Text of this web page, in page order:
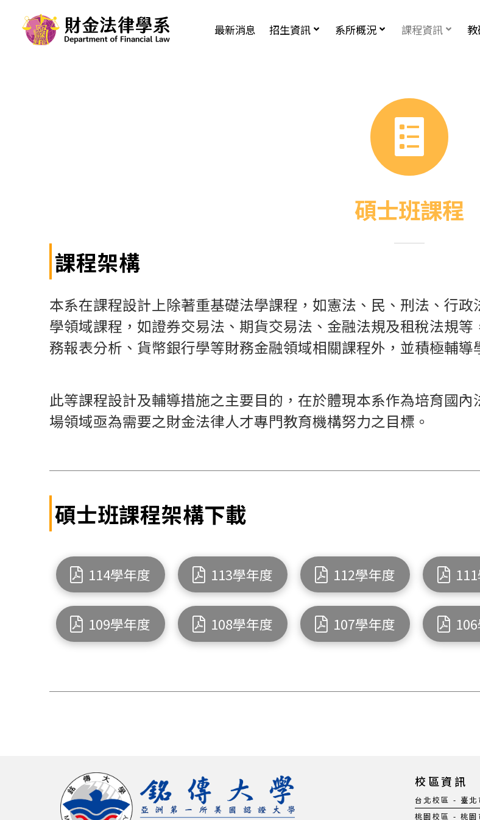
最新消息 招生資訊 系所概況 課程資訊
碩士班課程
課程架構
本系在課程設計上除著重基礎法學課程，如憲法、民、刑法、行
學領域課程，如證券交易法、期貨交易法、金融法規及租稅法規
務報表分析、貨幣銀行學等財務金融領域相關課程外，並積極輔導
此等課程設計及輔導措施之主要目的，在於體現本系作為培育國
場領域亟為需要之財金法律人才專門教育機構努力之目標。
碩士班課程架構下載
114學年度 113學年度 112學年度
109學年度 108學年度 107學年度
校區資訊
台北校區 - 臺
桃園校區 - 桃